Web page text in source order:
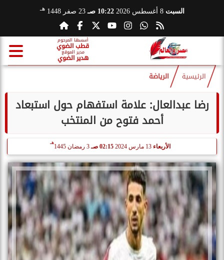
السبت 8 أغسطس 2026 10:22 صـ 23 صفر 1448 هـ
أسسها المرحوم
قطب الضوي
مدير الموقع
هدير الضوي
الرئيسية الرياضة
رضا عبدالعال: علامة استفهام حول استبعاد
أحمد فتوح من المنتخب
الأربعاء 13 مارس 2024 02:15 صـ 3 رمضان 1445
هـ